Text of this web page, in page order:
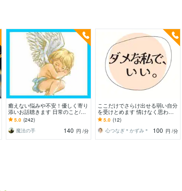
癒えない悩みや不安！優しく寄り
添いお話聴きます 日常のこと/雑
談でもいいよ⭐話して(放して)ギ
フトに！
5.0 (242)
魔法の手
140 円 /分
ここだけでさらけ出せる弱い自分
を受けとめます 情けなく思わな
くて大丈夫/誰にだってダメなと
ころはあります
5.0 (12)
心つなぎ＊かずみ＊
100 円 /分